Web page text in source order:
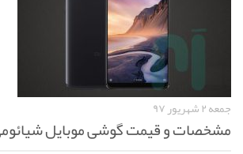
جمعه ۲ شهریور ۹۷
مشخصات و قیمت گوشی موبایل شیائومی Mi Max 3